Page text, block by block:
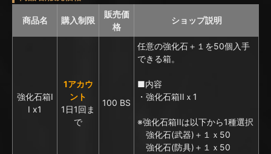
商品名 購入制限
販売価
格
ショップ説明
強化石箱I
I x1
1アカウ
ント
1日1回ま
で
100 BS
任意の強化石＋１を50個入手
できる箱。
■内容
・強化石箱IIｘ1
※強化石箱IIは以下から1種選択
強化石(武器)＋１ｘ50
強化石(防具)＋１ｘ50